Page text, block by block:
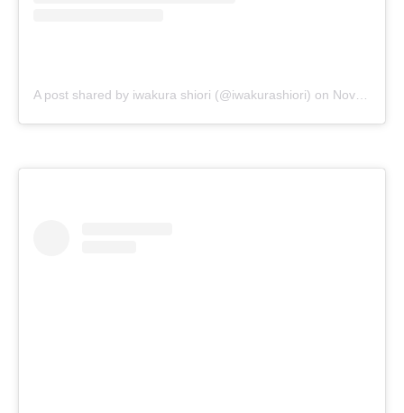
A post shared by iwakura shiori (@iwakurashiori) on Nov 22, 2018 at 6:50am PST